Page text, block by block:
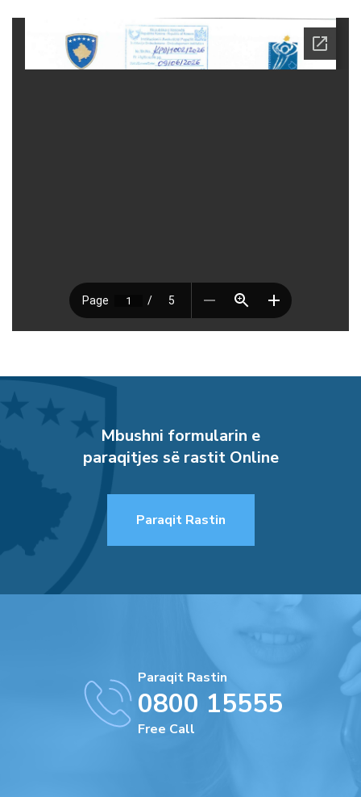
Mbushni formularin e
paraqitjes së rastit Online
Paraqit Rastin
Paraqit Rastin
0800 15555
Free Call